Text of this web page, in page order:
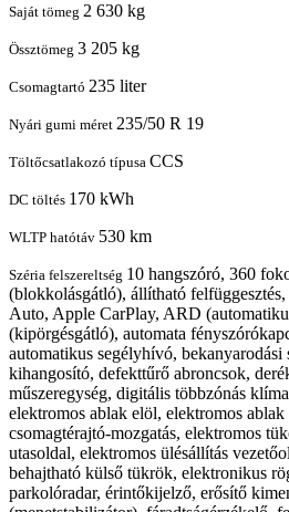
Saját tömeg 2 630 kg
Össztömeg 3 205 kg
Csomagtartó 235 liter
Nyári gumi méret 235/50 R 19
Töltőcsatlakozó típusa CCS
DC töltés 170 kWh
WLTP hatótáv 530 km
Széria felszereltség 10 hangszóró, 360
(blokkolásgátló), állítható
Auto, Apple CarPlay, ARD
(kipörgésgátló), automata
automatikus segélyhívó, bekanyarodási
kihangosító, defekttűrő abroncsok,
műszeregység, digitális többzónás
elektromos ablak elöl, elektromos
csomagtérajtó-mozgatás, elektromos
utasoldal, elektromos ülésállítás
behajtható külső tükrök, elektronikus
parkolóradar, érintőkijelző, erősítő